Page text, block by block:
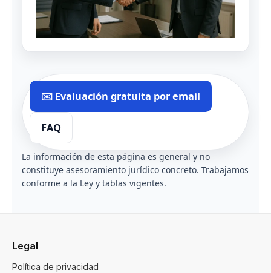
✉️ Evaluación gratuita por email
FAQ
La información de esta página es general y no
constituye asesoramiento jurídico concreto. Trabajamos
conforme a la Ley y tablas vigentes.
Legal
Política de privacidad